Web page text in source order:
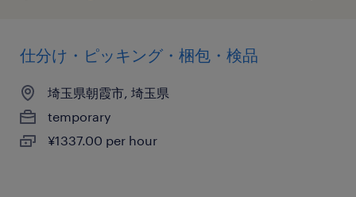
仕分け・ピッキング・梱包・検品
埼玉県朝霞市, 埼玉県
temporary
¥1337.00 per hour